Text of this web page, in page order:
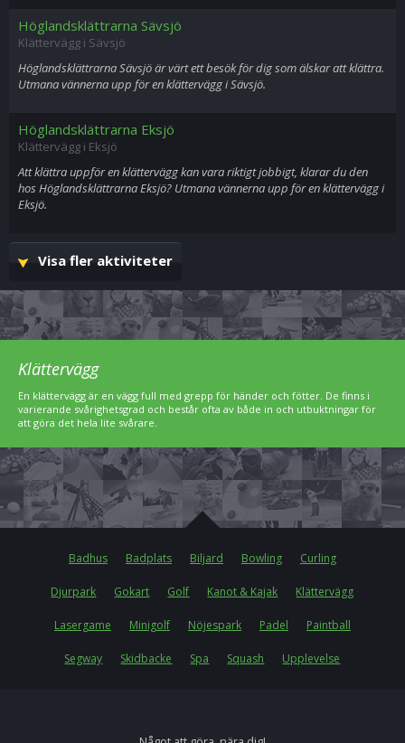
Höglandsklättrarna Sävsjö
Klättervägg i Sävsjö
Höglandsklättrarna Sävsjö är värt ett besök för dig som älskar att klättra.
Utmana vännerna upp för en klättervägg i Sävsjö.
Höglandsklättrarna Eksjö
Klättervägg i Eksjö
Att klättra uppför en klättervägg kan vara riktigt jobbigt, klarar du den
hos Höglandsklättrarna Eksjö? Utmana vännerna upp för en klättervägg i
Eksjö.
Visa fler aktiviteter
Klättervägg
En klättervägg är en vägg full med grepp för händer och fötter. De finns i
varierande svårighetsgrad och består ofta av både in och utbuktningar för
att göra det hela lite svårare.
Badhus Badplats Biljard Bowling Curling
Djurpark Gokart Golf Kanot & Kajak Klättervägg
Lasergame Minigolf Nöjespark Padel Paintball
Segway Skidbacke Spa Squash Upplevelse